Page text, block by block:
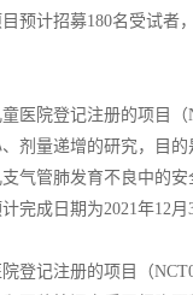
预计招募180名受试者
医院登记注册的项目（
剂量递增的研究，目
气管肺发育不良中的
完成日期为2021年12月
登记注册的项目（